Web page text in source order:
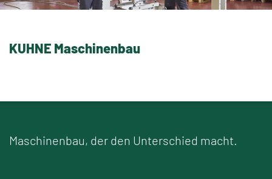
KUHNE Maschinenbau
Maschinenbau, der den Unterschied macht.